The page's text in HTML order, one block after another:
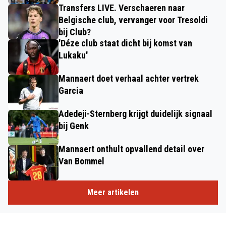
Transfers LIVE. Verschaeren naar
Belgische club, vervanger voor Tresoldi
bij Club?
'Déze club staat dicht bij komst van
Lukaku'
Mannaert doet verhaal achter vertrek
Garcia
Adedeji-Sternberg krijgt duidelijk signaal
bij Genk
Mannaert onthult opvallend detail over
Van Bommel
Meer artikelen